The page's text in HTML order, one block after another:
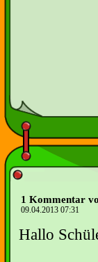
1 Kommentar
09.04.2013 07:31
Hallo